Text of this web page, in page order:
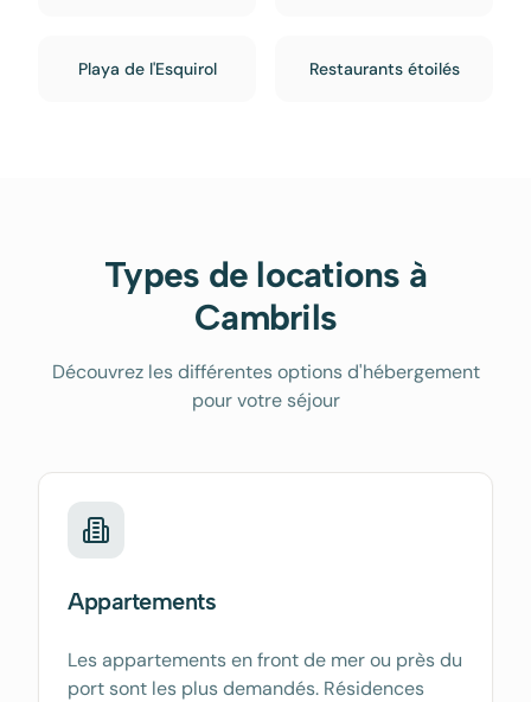
Playa de l'Esquirol Restaurants étoilés
Types de locations à
Cambrils
Découvrez les différentes options d'hébergement
pour votre séjour
Appartements
Les appartements en front de mer ou près du
port sont les plus demandés. Résidences